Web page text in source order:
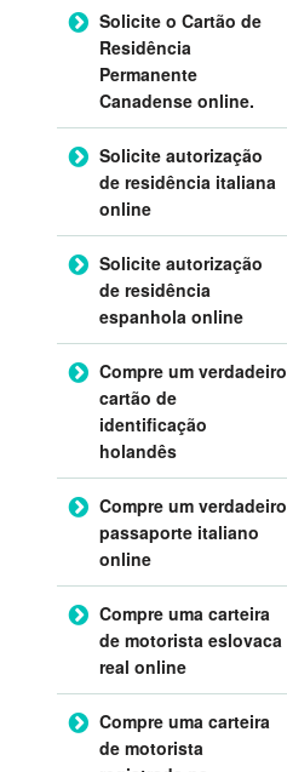
Solicite o Cartão de
Residência
Permanente
Canadense online.
Solicite autorização
de residência italiana
online
Solicite autorização
de residência
espanhola online
Compre um verdadeiro
cartão de
identificação
holandês
Compre um verdadeiro
passaporte italiano
online
Compre uma carteira
de motorista eslovaca
real online
Compre uma carteira
de motorista